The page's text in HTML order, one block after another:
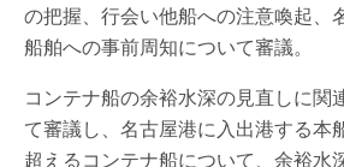
の把握、行会い他船への注意喚起、
船舶への事前周知について審議。
コンテナ船の余裕水深の見直しに関
て審議し、名古屋港に入出港する本
超えるコンテナ船について、余裕水